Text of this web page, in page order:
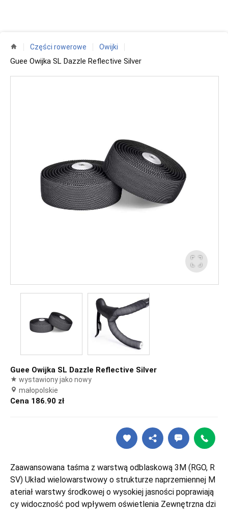
Części rowerowe Owijki
Guee Owijka SL Dazzle Reflective Silver
Guee Owijka SL Dazzle Reflective Silver
wystawiony jako nowy
małopolskie
Cena 186.90 zł
Zaawansowana taśma z warstwą odblaskową 3M (RGO, R
SV) Układ wielowarstwowy o strukturze naprzemiennej M
ateriał warstwy środkowej o wysokiej jasności poprawiają
cy widoczność pod wpływem oświetlenia Zewnętrzna dzi